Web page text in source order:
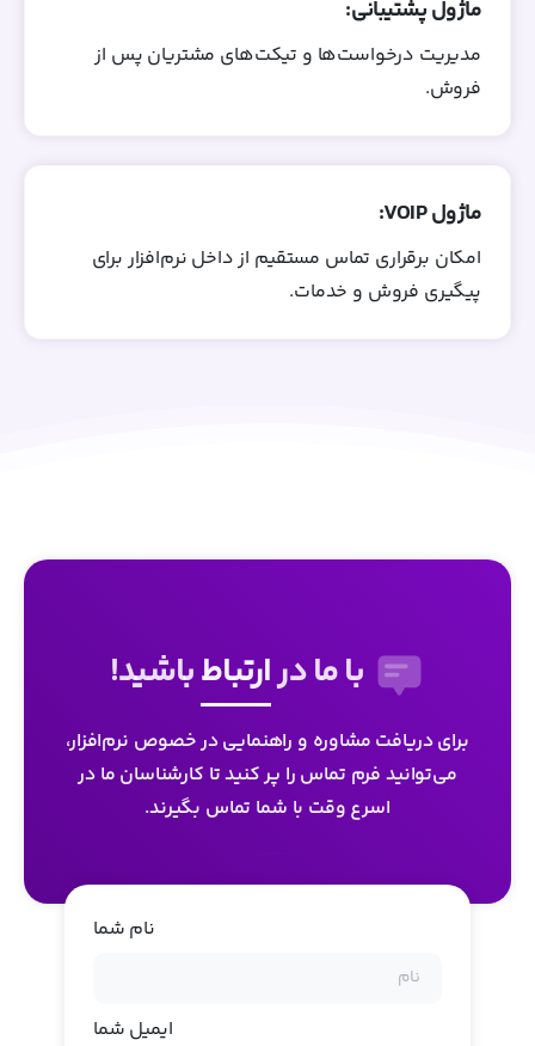
ماژول پشتیبانی:
مدیریت درخواست‌ها و تیکت‌های مشتریان پس از
فروش.
ماژول VOIP:
امکان برقراری تماس مستقیم از داخل نرم‌افزار برای
پیگیری فروش و خدمات.
با ما درارتباطباشید!
برای دریافت مشاوره و راهنمایی در خصوص نرم‌افزار،
می‌توانید فرم تماس را پر کنید تا کارشناسان ما در
اسرع وقت با شما تماس بگیرند.
نام شما
ایمیل شما